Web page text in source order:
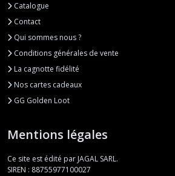
Catalogue
Contact
Qui sommes nous ?
Conditions générales de vente
La cagnotte fidélité
Nos cartes cadeaux
GG Golden Loot
Mentions légales
Ce site est édité par JAGAL SARL.
SIREN : 88755977100027